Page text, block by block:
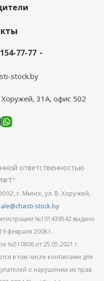
77-77
stock.by
Хоружей, 31А, офис 502
ответственностью
г. Минск, ул. В. Хоружей,
stock.by
№101439542 выдано
февраля 2008 г.
№510806 от 25.05.2021 г.
в том числе контактами для
о нарушении их прав.